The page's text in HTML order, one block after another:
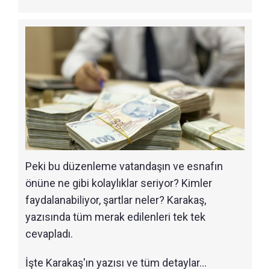
Peki bu düzenleme vatandaşın ve esnafın
önüne ne gibi kolaylıklar seriyor? Kimler
faydalanabiliyor, şartlar neler? Karakaş,
yazısında tüm merak edilenleri tek tek
cevapladı.
İşte Karakaş'ın yazısı ve tüm detaylar...